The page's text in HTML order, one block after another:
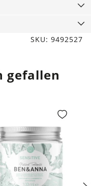
SKU: 9492527
gefallen